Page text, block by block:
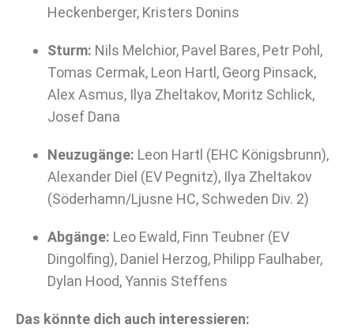
Heckenberger, Kristers Donins
Sturm: Nils Melchior, Pavel Bares, Petr Pohl,
Tomas Cermak, Leon Hartl, Georg Pinsack,
Alex Asmus, Ilya Zheltakov, Moritz Schlick,
Josef Dana
Neuzugänge: Leon Hartl (EHC Königsbrunn),
Alexander Diel (EV Pegnitz), Ilya Zheltakov
(Söderhamn/Ljusne HC, Schweden Div. 2)
Abgänge: Leo Ewald, Finn Teubner (EV
Dingolfing), Daniel Herzog, Philipp Faulhaber,
Dylan Hood, Yannis Steffens
Das könnte dich auch interessieren: